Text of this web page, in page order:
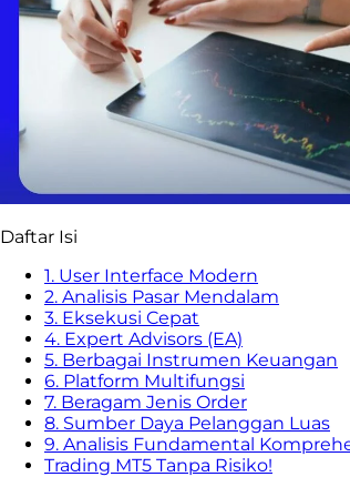
Daftar Isi
1. User Interface Modern
2. Analisis Pasar Mendalam
3. Eksekusi Cepat
4. Expert Advisors (EA)
5. Berbagai Instrumen Keuangan
6. Platform Multifungsi
7. Beragam Jenis Order
8. Sumber Daya Pelanggan Luas
9. Analisis Fundamental
Trading MT5 Tanpa Risiko!